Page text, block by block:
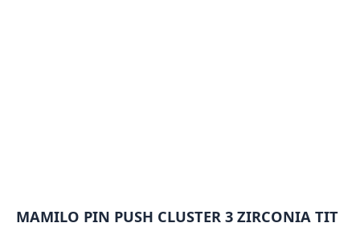
MAMILO PIN PUSH CLUSTER 3 ZIRCONIA TIT